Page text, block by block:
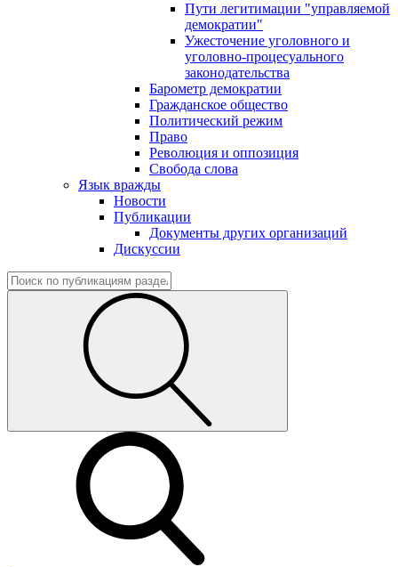
Пути легитимации "управляемой
демократии"
Ужесточение уголовного и
уголовно-процесуального
законодательства
Барометр демократии
Гражданское общество
Политический режим
Право
Революция и оппозиция
Свобода слова
Язык вражды
Новости
Публикации
Документы других организаций
Дискуссии